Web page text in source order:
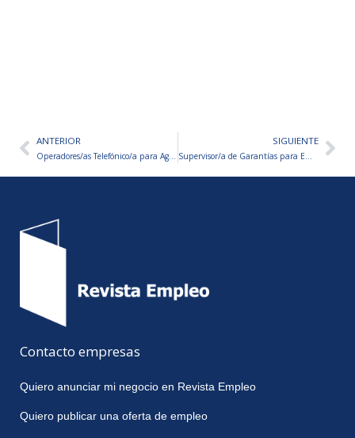
AntANTERIOR
Operadores/as Telefónico/a para Agencia de Cobranzas
SIGUIENTE
Supervisor/a de Garantías para Empresa de Productos Eléctricos
Contacto empresas
Quiero anunciar mi negocio en Revista Empleo
Quiero publicar una oferta de empleo